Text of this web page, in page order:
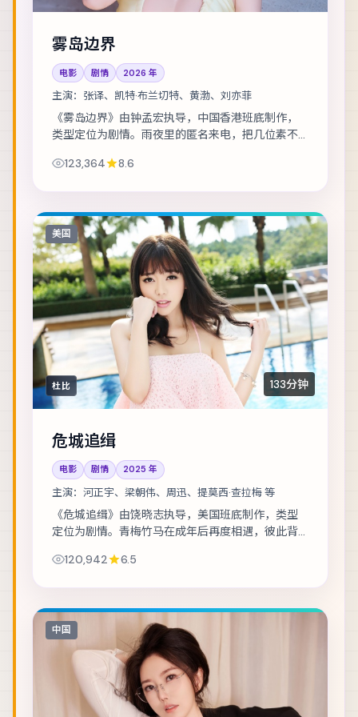
雾岛边界
电影 剧情 2026 年
主演： 张译、凯特·布兰切特、黄渤、刘亦菲
《雾岛边界》由钟孟宏执导，中国香港班底制作，
类型定位为剧情。雨夜里的匿名来电，把几位素不
兰切特、黄渤 等，表演层次丰富。群戏调度成...
123,364 8.6
美国
杜比 133分钟
危城追缉
电影 剧情 2025 年
主演： 河正宇、梁朝伟、周迅、提莫西·查拉梅 等
《危城追缉》由饶晓志执导，美国班底制作，类型
定位为剧情。青梅竹马在成年后再度相遇，彼此背
周迅 等，表演层次丰富。镜头语言克制而富有张...
120,942 6.5
中国